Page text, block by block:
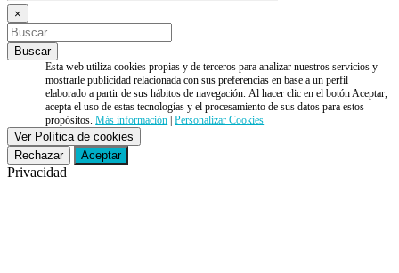
×
Esta web utiliza cookies propias y de terceros para analizar nuestros servicios y
mostrarle publicidad relacionada con sus preferencias en base a un perfil
elaborado a partir de sus hábitos de navegación. Al hacer clic en el botón Aceptar,
acepta el uso de estas tecnologías y el procesamiento de sus datos para estos
propósitos.Más información |Personalizar Cookies
Ver Política de cookies
Rechazar
Aceptar
Privacidad